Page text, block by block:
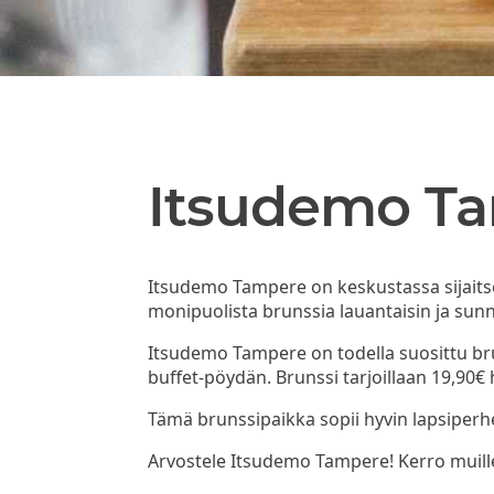
Itsudemo
Itsudemo Tampere on keskustassa
monipuolista brunssia lauantaisin ja
Itsudemo Tampere on todella suosittu
buffet-pöydän. Brunssi tarjoillaan 19,90€
Tämä brunssipaikka sopii hyvin
Arvostele Itsudemo Tampere! Kerro